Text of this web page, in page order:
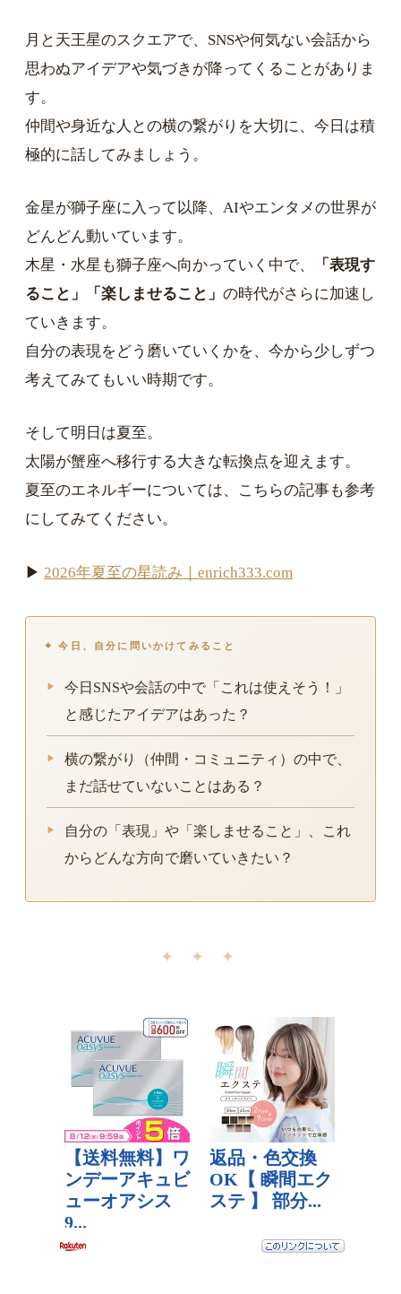
月と天王星のスクエアで、SNSや何気ない会話から
思わぬアイデアや気づきが降ってくることがありま
す。
仲間や身近な人との横の繋がりを大切に、今日は積
極的に話してみましょう。
金星が獅子座に入って以降、AIやエンタメの世界が
どんどん動いています。
木星・水星も獅子座へ向かっていく中で、
「表現す
ること」「楽しませること」 の時代がさらに加速し
ていきます。
自分の表現をどう磨いていくかを、今から少しずつ
考えてみてもいい時期です。
そして明日は夏至。
太陽が蟹座へ移行する大きな転換点を迎えます。
夏至のエネルギーについては、こちらの記事も参考
にしてみてください。
▶ 2026年夏至の星読み｜enrich333.com
✦ 今日、自分に問いかけてみること
今日SNSや会話の中で「これは使えそう！」
と感じたアイデアはあった？
横の繋がり（仲間・コミュニティ）の中で、
まだ話せていないことはある？
自分の「表現」や「楽しませること」、これ
からどんな方向で磨いていきたい？
✦ ✦ ✦